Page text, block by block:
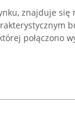
znajduje się
połączono